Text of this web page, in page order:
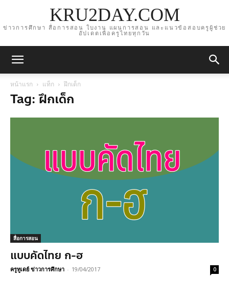
KRU2DAY.COM
ข่าวการศึกษา สื่อการสอน ใบงาน แผนการสอน และแนวข้อสอบครูผู้ช่วย
อัปเดตเพื่อครูไทยทุกวัน
หน้าแรก แท็ก ฝึกเด็ก
Tag: ฝึกเด็ก
สื่อการสอน
แบบคัดไทย ก-ฮ
ครูทูเดย์ ข่าวการศึกษา - 19/04/2017 0